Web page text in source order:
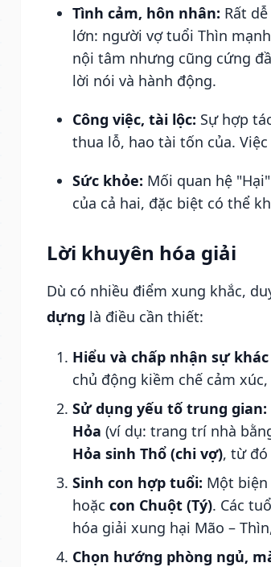
Tình cảm, hôn nhân: Rất
lớn: người vợ tuổi Thìn
nội tâm nhưng cũng cứng
lời nói và hành động.
Công việc, tài lộc: Sự hợp
thua lỗ, hao tài tốn của.
Sức khỏe: Mối quan hệ
của cả hai, đặc biệt có thể
Lời khuyên hóa giải
Dù có nhiều điểm xung khắc,
dựng là điều cần thiết:
Hiểu và chấp nhận sự
chủ động kiềm chế cảm
Sử dụng yếu tố trung gian:
Hỏa (ví dụ: trang trí nhà
Hỏa sinh Thổ (chi vợ), từ
Sinh con hợp tuổi: Một
hoặc con Chuột (Tý). Các
hóa giải xung hại Mão –
Chọn hướng phòng ngủ,